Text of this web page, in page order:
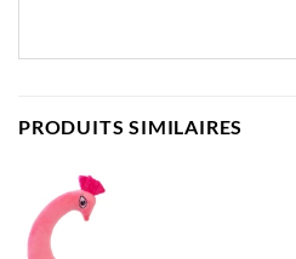
PRODUITS SIMILAIRES